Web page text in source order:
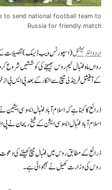
to send national football team to
Russia for friendly match
اردو انٹرنیشنل(اسپورٹس ویب ڈیسک) تفصیلات
رواں ماہ فٹبال ٹیم روس بھیجنے کی کوششیں
کے آفیشل فرینڈلی میچ سے انکار کے بعد پی ایس بی
ذرائع کا کہنا ہے کہ اسلام آباد فٹبال ایسوسی
اسلام آباد فٹبال ایسوسی ایشن کے شیخ ریحان نے
ذرائع کے مطابق روس میں فٹبال میچ کھیلنے کی
روس کی وزارت کھیل نے بھجوائی ہے۔